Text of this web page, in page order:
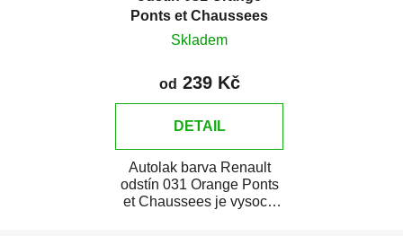
Ponts et Chaussees
Skladem
od 239 Kč
DETAIL
Autolak barva Renault
odstín 031 Orange Ponts
et Chaussees je vysoce